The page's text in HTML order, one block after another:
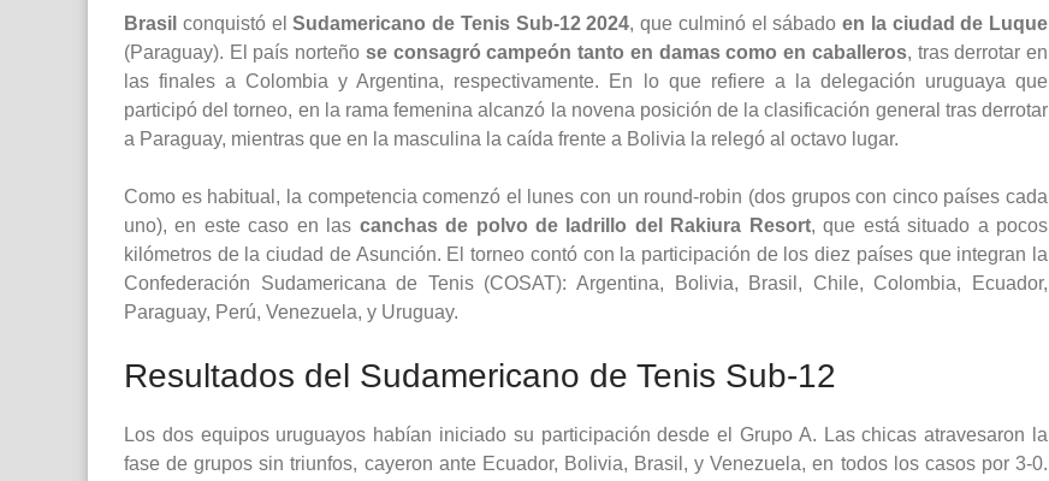
Brasil conquistó elSudamericano de Tenis Sub-12 2024, que culminó el sábado en la ciudad de Luque
(Paraguay). El país norteño se consagró campeón tanto en damas como en caballeros, tras derrotar en
las finales a Colombia y Argentina, respectivamente. En lo que refiere a la delegación uruguaya que
participó del torneo, en la rama femenina alcanzó la novena posición de la clasificación general tras derrotar
a Paraguay, mientras que en la masculina la caída frente a Bolivia la relegó al octavo lugar.
Como es habitual, la competencia comenzó el lunes con un round-robin (dos grupos con cinco países cada
uno), en este caso en las canchas de polvo de ladrillo del Rakiura Resort, que está situado a pocos
kilómetros de la ciudad de Asunción. El torneo contó con la participación de los diez países que integran la
Confederación Sudamericana de Tenis (COSAT): Argentina, Bolivia, Brasil, Chile, Colombia, Ecuador,
Paraguay, Perú, Venezuela, y Uruguay.
Resultados del Sudamericano de Tenis Sub-12
Los dos equipos uruguayos habían iniciado su participación desde el Grupo A. Las chicas atravesaron la
fase de grupos sin triunfos, cayeron ante Ecuador, Bolivia, Brasil, y Venezuela, en todos los casos por 3-0.